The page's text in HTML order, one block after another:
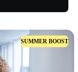
SUMMER BOOST